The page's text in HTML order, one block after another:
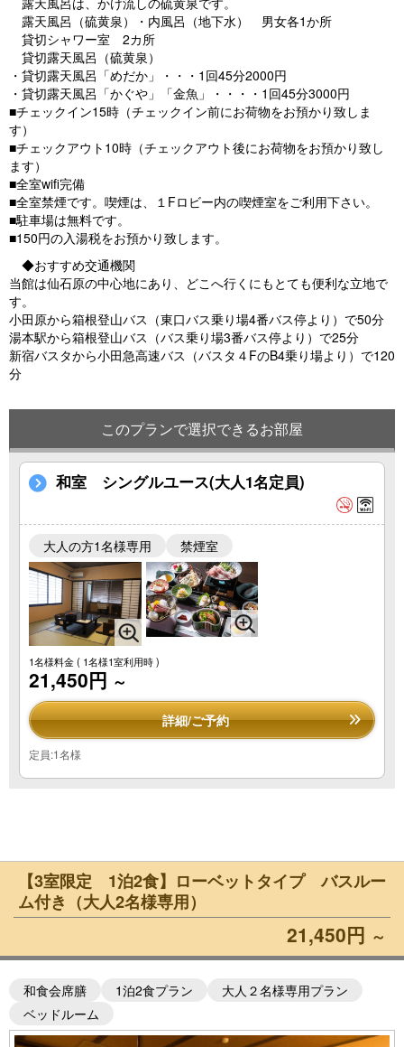
露天風呂（硫黄泉）・内風呂（地下水） 男女各1か所
貸切シャワー室 2カ所
貸切露天風呂（硫黄泉）
・貸切露天風呂「めだか」・・・1回45分2000円
・貸切露天風呂「かぐや」「金魚」・・・・1回45分3000円
■チェックイン15時（チェックイン前にお荷物をお預かり致しま
す）
■チェックアウト10時（チェックアウト後にお荷物をお預かり致し
ます）
■全室wifi完備
■全室禁煙です。喫煙は、１Fロビー内の喫煙室をご利用下さい。
■駐車場は無料です。
■150円の入湯税をお預かり致します。
◆おすすめ交通機関
当館は仙石原の中心地にあり、どこへ行くにもとても便利な立地で
す。
小田原から箱根登山バス（東口バス乗り場4番バス停より）で50分
湯本駅から箱根登山バス（バス乗り場3番バス停より）で25分
新宿バスタから小田急高速バス（バスタ４FのB4乗り場より）で120
分
このプランで選択できるお部屋
和室 シングルユース(大人1名定員)
大人の方1名様専用 禁煙室
1名様料金( 1名様1室利用時 )
21,450円 ～
詳細/ご予約
定員:1名様
【3室限定 1泊2食】ローベットタイプ バスルー
ム付き（大人2名様専用）
21,450円 ～
和食会席膳 1泊2食プラン
大人２名様専用プラン
ベッドルーム